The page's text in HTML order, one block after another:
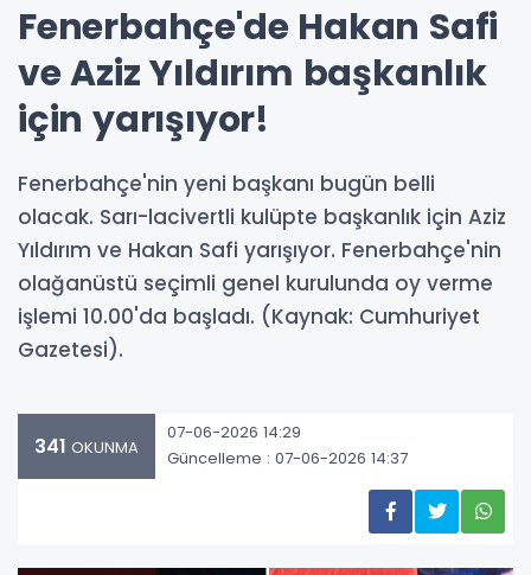
Fenerbahçe'de Hakan Safi
ve Aziz Yıldırım başkanlık
için yarışıyor!
Fenerbahçe'nin yeni başkanı bugün belli
olacak. Sarı-lacivertli kulüpte başkanlık için Aziz
Yıldırım ve Hakan Safi yarışıyor. Fenerbahçe'nin
olağanüstü seçimli genel kurulunda oy verme
işlemi 10.00'da başladı. (Kaynak: Cumhuriyet
Gazetesi).
341 OKUNMA
07-06-2026 14:29
Güncelleme : 07-06-2026 14:37